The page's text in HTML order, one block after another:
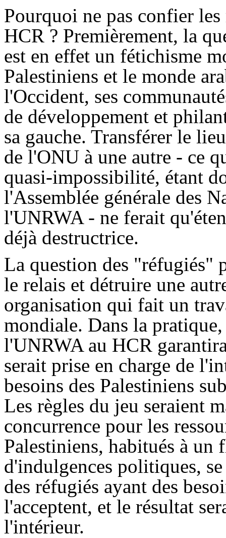
Pourquoi ne pas confier
HCR ? Premièrement, la
est en effet un fétichisme
Palestiniens et le monde
l'Occident, ses
de développement et
sa gauche. Transférer le
de l'ONU à une autre - ce
quasi-impossibilité, étant
l'Assemblée générale des
l'UNRWA - ne ferait
déjà destructrice.
La question des "réfugiés"
le relais et détruire une
organisation qui fait un
mondiale. Dans la
l'UNRWA au HCR
serait prise en charge de
besoins des Palestiniens
Les règles du jeu seraient
concurrence pour les
Palestiniens, habitués à un
d'indulgences politiques,
des réfugiés ayant des
l'acceptent, et le résultat
l'intérieur.